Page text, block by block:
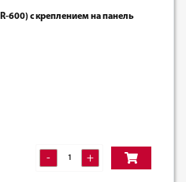
600) с креплением на панель
- +